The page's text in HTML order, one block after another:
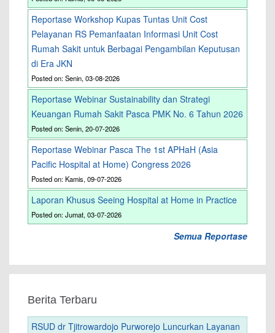
Reportase Workshop Kupas Tuntas Unit Cost
Pelayanan RS Pemanfaatan Informasi Unit Cost
Rumah Sakit untuk Berbagai Pengambilan Keputusan
di Era JKN
Posted on: Senin, 03-08-2026
Reportase Webinar Sustainability dan Strategi
Keuangan Rumah Sakit Pasca PMK No. 6 Tahun 2026
Posted on: Senin, 20-07-2026
Reportase Webinar Pasca The 1st APHaH (Asia
Pacific Hospital at Home) Congress 2026
Posted on: Kamis, 09-07-2026
Laporan Khusus Seeing Hospital at Home in Practice
Posted on: Jumat, 03-07-2026
Semua Reportase
Berita Terbaru
RSUD dr Tjitrowardojo Purworejo Luncurkan Layanan